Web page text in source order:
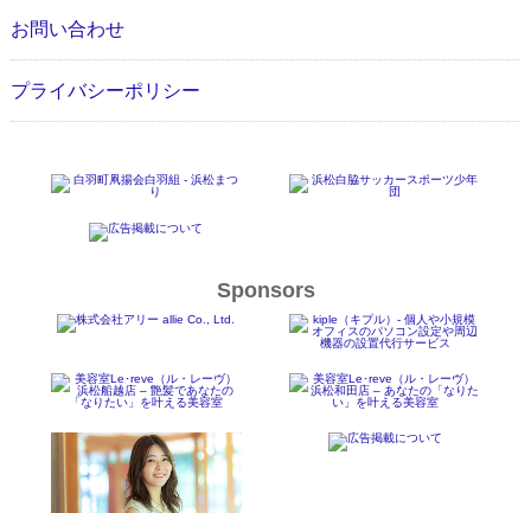
お問い合わせ
プライバシーポリシー
Sponsors